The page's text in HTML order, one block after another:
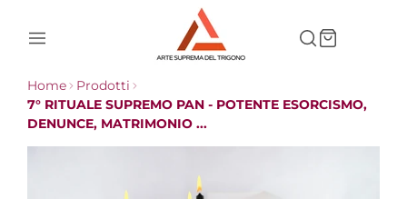
Home
Prodotti
7° RITUALE SUPREMO PAN - POTENTE ESORCISMO,
DENUNCE, MATRIMONIO ...